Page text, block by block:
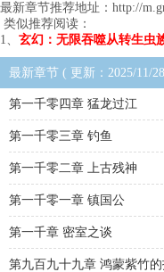
最新章节推荐地址：http://
类似推荐阅读：
1、 玄幻：无限吞噬从转生虫
最新章节 ( 更新：2025/11/
第一千零四章 猛龙过江
第一千零三章 钓鱼
第一千零二章 上古残神
第一千零一章 镇国公
第一千章 密室之谈
第九百九十九章 鸿蒙紫竹的